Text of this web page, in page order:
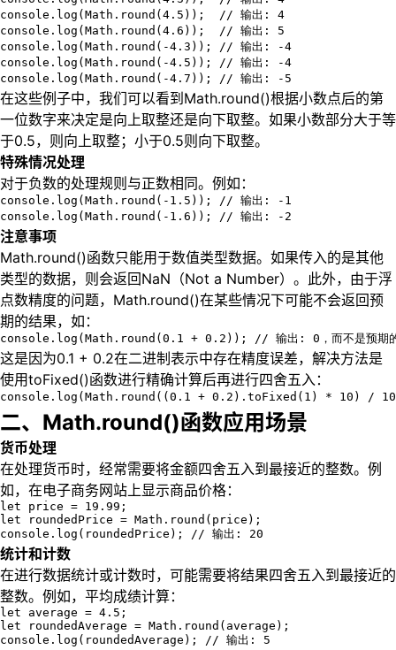
console.log(Math.round(4.5));  // 输出: 4
console.log(Math.round(4.6));  // 输出: 5
console.log(Math.round(-4.3)); // 输出: -4
console.log(Math.round(-4.5)); // 输出: -4
console.log(Math.round(-4.7)); // 输出: -5
在这些例子中，我们可以看到Math.round()根据小数点后的第
一位数字来决定是向上取整还是向下取整。如果小数部分大于等
于0.5，则向上取整；小于0.5则向下取整。
特殊情况处理
对于负数的处理规则与正数相同。例如：
console.log(Math.round(-1.5)); // 输出: -1
console.log(Math.round(-1.6)); // 输出: -2
注意事项
Math.round()函数只能用于数值类型数据。如果传入的是其他
类型的数据，则会返回NaN（Not a Number）。此外，由于浮
点数精度的问题，Math.round()在某些情况下可能不会返回预
期的结果，如：
console.log(Math.round(0.1 + 0.2)); // 输出: 0，而不是预期
这是因为0.1 + 0.2在二进制表示中存在精度误差，解决方法是
使用toFixed()函数进行精确计算后再进行四舍五入：
console.log(Math.round((0.1 + 0.2).toFixed(1) * 10) /
二、Math.round()函数应用场景
货币处理
在处理货币时，经常需要将金额四舍五入到最接近的整数。例
如，在电子商务网站上显示商品价格：
let price = 19.99;
let roundedPrice = Math.round(price);
console.log(roundedPrice); // 输出: 20
统计和计数
在进行数据统计或计数时，可能需要将结果四舍五入到最接近的
整数。例如，平均成绩计算：
let average = 4.5;
let roundedAverage = Math.round(average);
console.log(roundedAverage); // 输出: 5